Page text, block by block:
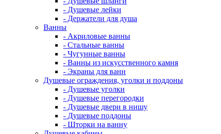
- Душевые лейки
- Держатели для душа
Ванны
- Акриловые ванны
- Стальные ванны
- Чугунные ванны
- Ванны из искусственного камня
- Экраны для ванн
Душевые ограждения, уголки и поддоны
- Душевые уголки
- Душевые перегородки
- Душевые двери в нишу
- Душевые поддоны
- Шторки на ванну